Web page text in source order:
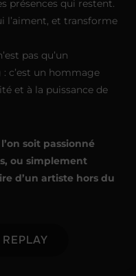
présences qui restent.
l’aiment, et transforme
pas qu’un
c’est un hommage
et à la puissance de
soit passionné
ou simplement
d’un artiste hors du